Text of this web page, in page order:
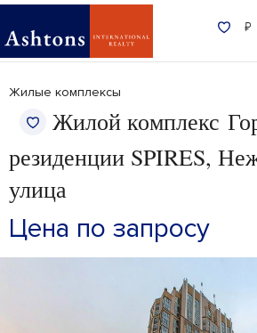
₽
Жилые комплексы
Жилой комплекс
резиденции SPIRES,
улица
Цена по запросу